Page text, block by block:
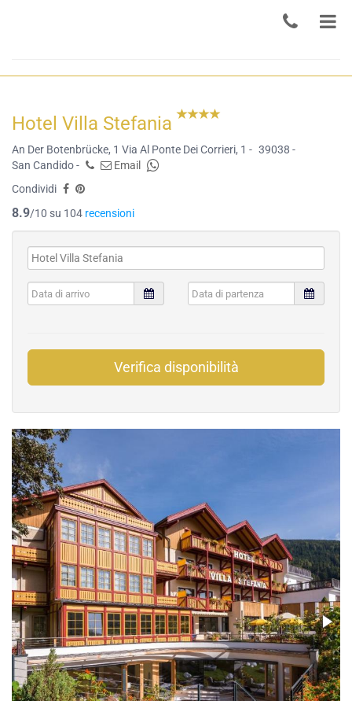
Hotel Villa Stefania
An Der Botenbrücke, 1 Via Al Ponte Dei Corrieri, 1 - 39038 -
San Candido -
Email
Condividi
8.9/10 su 104 recensioni
Verifica disponibilità